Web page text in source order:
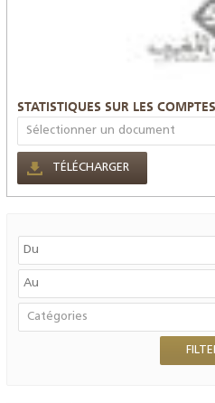
STATISTIQUES SUR LES
TÉLÉCHARGER